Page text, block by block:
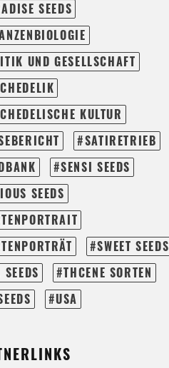
SEEDS
UND GESELLSCHAFT
KULTUR
SATIRETRIEB
SENSI SEEDS
SEEDS
SWEET SEEDS
THCENE SORTEN
USA